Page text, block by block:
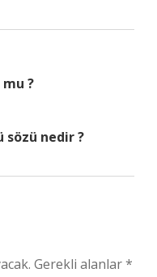
mu ?
sözü nedir ?
Gerekli alanlar*